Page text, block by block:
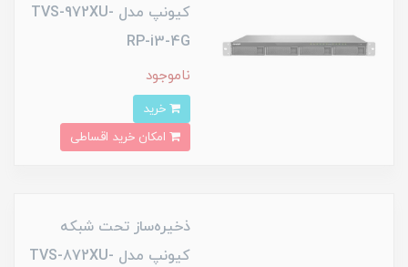
کیونپ مدل TVS-972XU-
RP-i3-4G
ناموجود
ذخیره‌ساز تحت شبکه
کیونپ مدل TVS-872XU-